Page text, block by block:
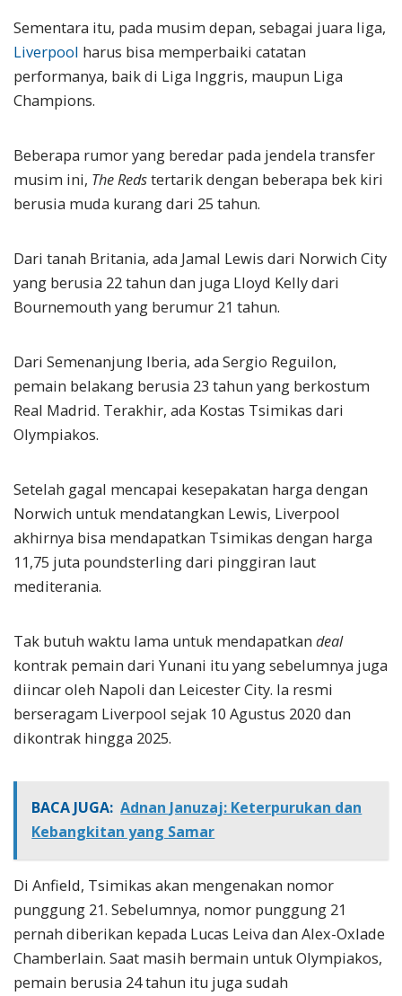
Sementara itu, pada musim depan, sebagai juara liga,
Liverpool harus bisa memperbaiki catatan
performanya, baik di Liga Inggris, maupun Liga
Champions.
Beberapa rumor yang beredar pada jendela transfer
musim ini, The Redstertarik dengan beberapa bek kiri
berusia muda kurang dari 25 tahun.
Dari tanah Britania, ada Jamal Lewis dari Norwich City
yang berusia 22 tahun dan juga Lloyd Kelly dari
Bournemouth yang berumur 21 tahun.
Dari Semenanjung Iberia, ada Sergio Reguilon,
pemain belakang berusia 23 tahun yang berkostum
Real Madrid. Terakhir, ada Kostas Tsimikas dari
Olympiakos.
Setelah gagal mencapai kesepakatan harga dengan
Norwich untuk mendatangkan Lewis, Liverpool
akhirnya bisa mendapatkan Tsimikas dengan harga
11,75 juta poundsterling dari pinggiran laut
mediterania.
Tak butuh waktu lama untuk mendapatkan deal
kontrak pemain dari Yunani itu yang sebelumnya juga
diincar oleh Napoli dan Leicester City. Ia resmi
berseragam Liverpool sejak 10 Agustus 2020 dan
dikontrak hingga 2025.
BACA JUGA: Adnan Januzaj: Keterpurukan dan
Kebangkitan yang Samar
Di Anfield, Tsimikas akan mengenakan nomor
punggung 21. Sebelumnya, nomor punggung 21
pernah diberikan kepada Lucas Leiva dan Alex-Oxlade
Chamberlain. Saat masih bermain untuk Olympiakos,
pemain berusia 24 tahun itu juga sudah